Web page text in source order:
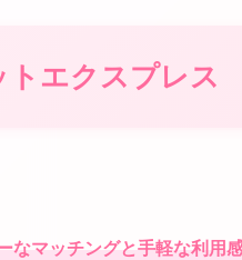
トエクスプレス
なマッチングと手軽な利用